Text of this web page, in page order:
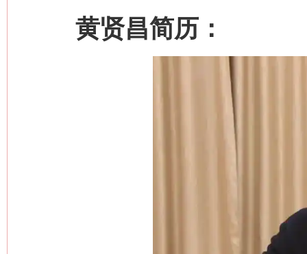
黄贤昌简历：